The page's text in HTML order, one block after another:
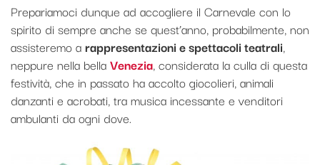
Prepariamoci dunque ad accogliere il Carnevale con lo
spirito di sempre anche se quest’anno, probabilmente, non
assisteremo arappresentazioni e spettacoli teatrali,
neppure nella bellaVenezia, considerata la culla di questa
festività, che in passato ha accolto giocolieri, animali
danzanti e acrobati, tra musica incessante e venditori
ambulanti da ogni dove.